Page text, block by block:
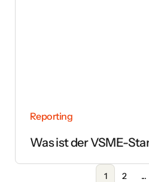
Reporting
Was ist der VSME-
1 2 ...